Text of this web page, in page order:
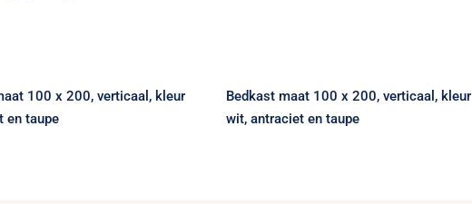
100 x 200, verticaal, kleur
en taupe
Bedkast maat 100 x 200, verticaal, kleur
wit, antraciet en taupe